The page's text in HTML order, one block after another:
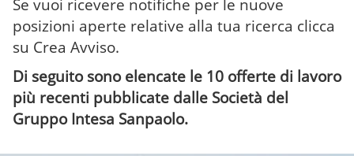
Se vuoi ricevere notifiche per le nuove
posizioni aperte relative alla tua ricerca clicca
su Crea Avviso.
Di seguito sono elencate le 10 offerte di lavoro
più recenti pubblicate dalle Società del
Gruppo Intesa Sanpaolo.